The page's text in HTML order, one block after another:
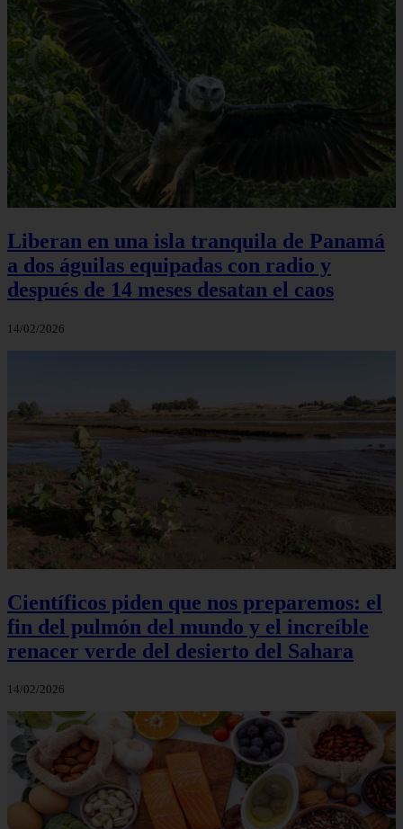
Liberan en una isla tranquila de Panamá
a dos águilas equipadas con radio y
después de 14 meses desatan el caos
14/02/2026
Científicos piden que nos preparemos: el
fin del pulmón del mundo y el increíble
renacer verde del desierto del Sahara
14/02/2026